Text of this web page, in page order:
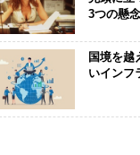
3つの懸念
国境を越
いインフ